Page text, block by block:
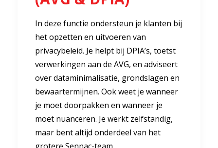
In deze functie ondersteun je klanten bij
het opzetten en uitvoeren van
privacybeleid. Je helpt bij DPIA’s, toetst
verwerkingen aan de AVG, en adviseert
over dataminimalisatie, grondslagen en
bewaartermijnen. Ook weet je wanneer
je moet doorpakken en wanneer je
moet nuanceren. Je werkt zelfstandig,
maar bent altijd onderdeel van het